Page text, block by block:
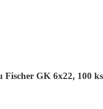
GK 6x22, 100 ks